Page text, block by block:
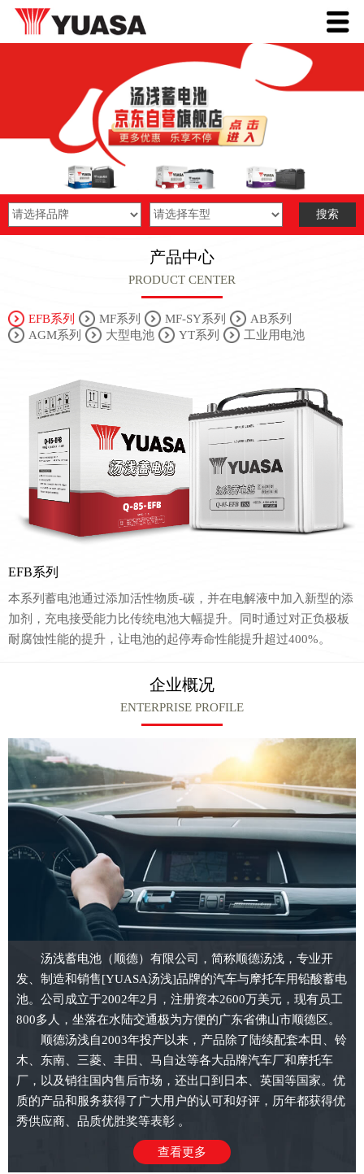
产品中心
PRODUCT CENTER
EFB系列 MF系列 MF-SY系列
AB系列
AGM系列
大型电池 YT系列 工业用电池
EFB系列
本系列蓄电池通过添加活性物质-碳，并在电解液中加入新型的添
加剂，充电接受能力比传统电池大幅提升。同时通过对正负极板
耐腐蚀性能的提升，让电池的起停寿命性能提升超过400%。
企业概况
ENTERPRISE PROFILE
汤浅蓄电池（顺德）有限公司，简称顺德汤浅，专业开
发、制造和销售[YUASA汤浅]品牌的汽车与摩托车用铅酸蓄电
池。公司成立于2002年2月，注册资本2600万美元，现有员工
800多人，坐落在水陆交通极为方便的广东省佛山市顺德区。
顺德汤浅自2003年投产以来，产品除了陆续配套本田、铃
木、东南、三菱、丰田、马自达等各大品牌汽车厂和摩托车
厂，以及销往国内售后市场，还出口到日本、英国等国家。优
质的产品和服务获得了广大用户的认可和好评，历年都获得优
秀供应商、品质优胜奖等表彰 。
查看更多